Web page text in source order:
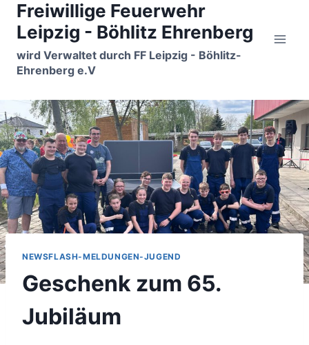
Zum
Inhalt
springen
Freiwillige Feuerwehr
Leipzig - Böhlitz Ehrenberg
wird Verwaltet durch FF Leipzig - Böhlitz-
Ehrenberg e.V
NEWSFLASH-MELDUNGEN-JUGEND
Geschenk zum 65.
Jubiläum